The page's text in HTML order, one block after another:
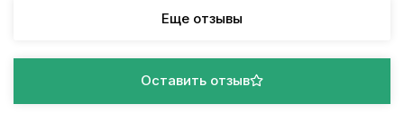
Еще отзывы
Оставить отзыв